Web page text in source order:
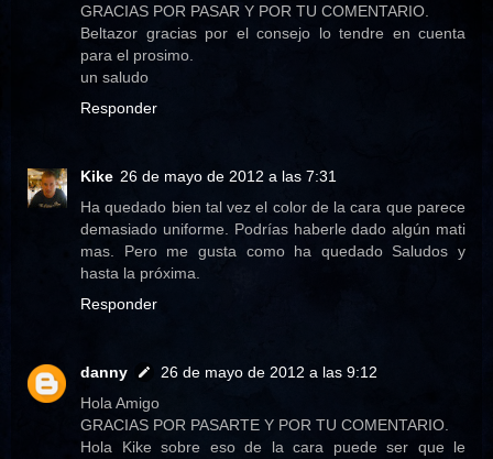
GRACIAS POR PASAR Y POR TU COMENTARIO.
Beltazor gracias por el consejo lo tendre en cuenta
para el prosimo.
un saludo
Responder
Kike 26 de mayo de 2012 a las 7:31
Ha quedado bien tal vez el color de la cara que parece
demasiado uniforme. Podrías haberle dado algún mati
mas. Pero me gusta como ha quedado Saludos y
hasta la próxima.
Responder
danny
26 de mayo de 2012 a las 9:12
Hola Amigo
GRACIAS POR PASARTE Y POR TU COMENTARIO.
Hola Kike sobre eso de la cara puede ser que le